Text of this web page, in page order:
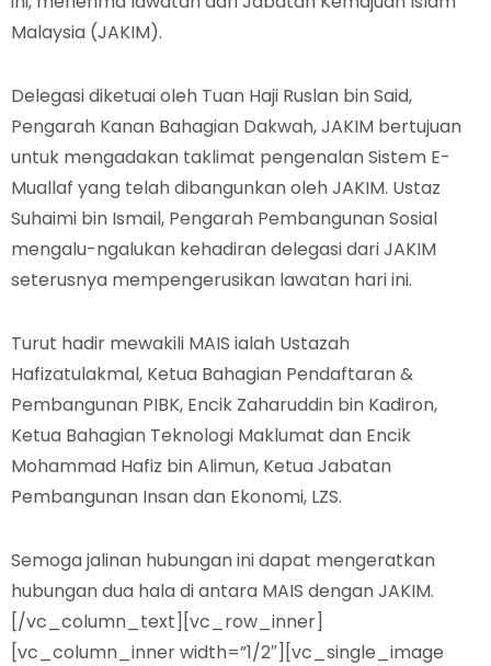
Malaysia (JAKIM).
Delegasi diketuai oleh Tuan Haji Ruslan bin Said,
Pengarah Kanan Bahagian Dakwah, JAKIM bertujuan
untuk mengadakan taklimat pengenalan Sistem E-
Muallaf yang telah dibangunkan oleh JAKIM. Ustaz
Suhaimi bin Ismail, Pengarah Pembangunan Sosial
mengalu-ngalukan kehadiran delegasi dari JAKIM
seterusnya mempengerusikan lawatan hari ini.
Turut hadir mewakili MAIS ialah Ustazah
Hafizatulakmal, Ketua Bahagian Pendaftaran &
Pembangunan PIBK, Encik Zaharuddin bin Kadiron,
Ketua Bahagian Teknologi Maklumat dan Encik
Mohammad Hafiz bin Alimun, Ketua Jabatan
Pembangunan Insan dan Ekonomi, LZS.
Semoga jalinan hubungan ini dapat mengeratkan
hubungan dua hala di antara MAIS dengan JAKIM.
[/vc_column_text][vc_row_inner]
[vc_column_inner width=”1/2″][vc_single_image